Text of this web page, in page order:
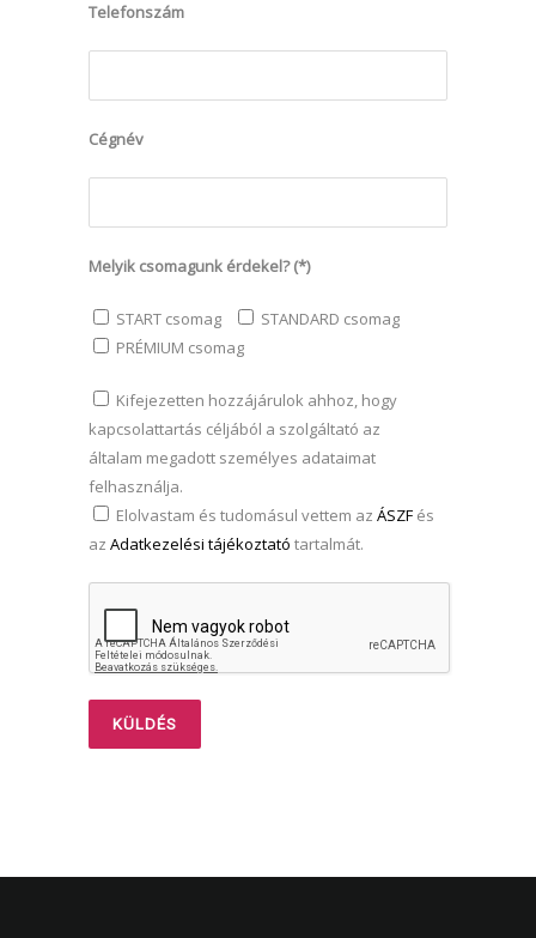
Telefonszám
Cégnév
Melyik csomagunk érdekel? (*)
START csomag
STANDARD csomag
PRÉMIUM csomag
Kifejezetten hozzájárulok ahhoz, hogy
kapcsolattartás céljából a szolgáltató az
általam megadott személyes adataimat
felhasználja.
Elolvastam és tudomásul vettem az ÁSZF és
az Adatkezelési tájékoztató tartalmát.